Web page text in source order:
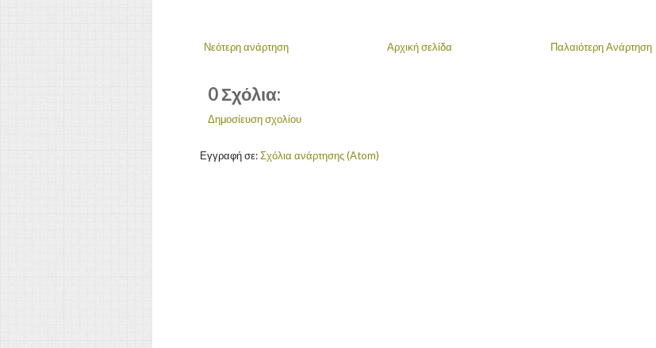
Νεότερη ανάρτηση Παλαιότερη Ανάρτηση
Αρχική σελίδα
0 Σχόλια:
Δημοσίευση σχολίου
Εγγραφή σε:Σχόλια ανάρτησης (Atom)